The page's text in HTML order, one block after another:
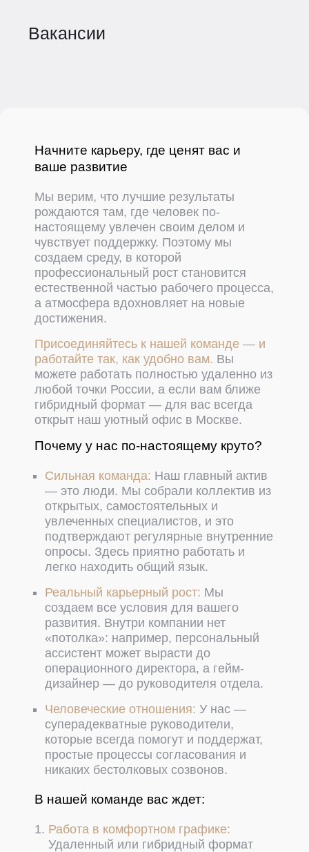
Вакансии
Начните карьеру, где ценят вас и
ваше развитие
Мы верим, что лучшие результаты
рождаются там, где человек по-
настоящему увлечен своим делом и
чувствует поддержку. Поэтому мы
создаем среду, в которой
профессиональный рост становится
естественной частью рабочего процесса,
а атмосфера вдохновляет на новые
достижения.
Присоединяйтесь к нашей команде — и
работайте так, как удобно вам. Вы
можете работать полностью удаленно из
любой точки России, а если вам ближе
гибридный формат — для вас всегда
открыт наш уютный офис в Москве.
Почему у нас по-настоящему круто?
Сильная команда: Наш главный актив
— это люди. Мы собрали коллектив из
открытых, самостоятельных и
увлеченных специалистов, и это
подтверждают регулярные внутренние
опросы. Здесь приятно работать и
легко находить общий язык.
Реальный карьерный рост: Мы
создаем все условия для вашего
развития. Внутри компании нет
«потолка»: например, персональный
ассистент может вырасти до
операционного директора, а гейм-
дизайнер — до руководителя отдела.
Человеческие отношения: У нас —
суперадекватные руководители,
которые всегда помогут и поддержат,
простые процессы согласования и
никаких бестолковых созвонов.
В нашей команде вас ждет:
Работа в комфортном графике:
Удаленный или гибридный формат